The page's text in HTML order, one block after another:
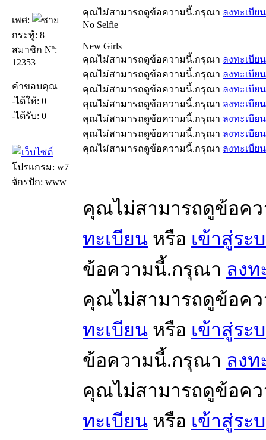
เพศ:
กระทู้: 8
สมาชิก Nº:
12353
คำขอบคุณ
-ได้ให้: 0
-ได้รับ: 0
โปรแกรม: w7
จักรปัก: www
คุณไม่สามารถดูข้อความนี้.กรุณา ลงทะเบียน
No Selfie
New Girls
คุณไม่สามารถดูข้อความนี้.กรุณา ลงทะเบียน
คุณไม่สามารถดูข้อความนี้.กรุณา ลงทะเบียน
คุณไม่สามารถดูข้อความนี้.กรุณา ลงทะเบียน
คุณไม่สามารถดูข้อความนี้.กรุณา ลงทะเบียน
คุณไม่สามารถดูข้อความนี้.กรุณา ลงทะเบียน
คุณไม่สามารถดูข้อความนี้.กรุณา ลงทะเบียน
คุณไม่สามารถดูข้อความนี้.กรุณา ลงทะเบียน
คุณไม่สามารถดูข้อค
ทะเบียน หรือ เข้าสู่ระ
ข้อความนี้.กรุณา ลงท
คุณไม่สามารถดูข้อค
ทะเบียน หรือ เข้าสู่ระ
ข้อความนี้.กรุณา ลงท
คุณไม่สามารถดูข้อค
ทะเบียน หรือ เข้าสู่ระ